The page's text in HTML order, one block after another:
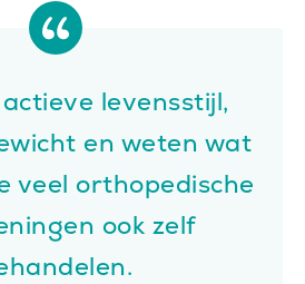
levensstijl,
en weten wat
veel orthopedische
ook zelf